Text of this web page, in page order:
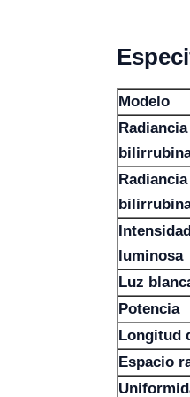
Modelo
luminosa
Luz
Potencia
Longitud
Espacio